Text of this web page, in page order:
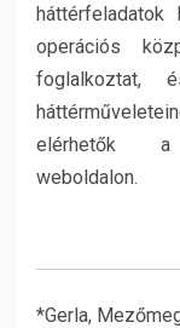
háttérfeladatok
operációs
elérhetők a
weboldalon.
*Gerla,